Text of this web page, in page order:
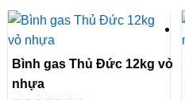
Bình gas Thủ Đức 12kg vỏ
nhựa